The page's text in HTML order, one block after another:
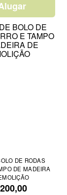
DE RODAS
DE MADEIRA